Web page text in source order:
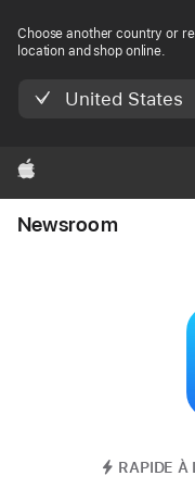
Choose another country or
location and shop online.
United States
Apple
Newsroom
RAPIDE À